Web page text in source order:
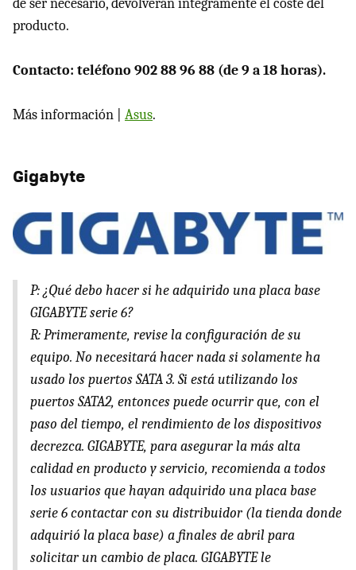
de ser necesario, devolverán íntegramente el coste del
producto.
Contacto: teléfono 902 88 96 88 (de 9 a 18 horas).
Más información | Asus.
Gigabyte
P: ¿Qué debo hacer si he adquirido una placa base
GIGABYTEserie 6?
R: Primeramente, revise la configuración de su
equipo. No necesitará hacer nada si solamente ha
usado los puertosSATA3. Si está utilizando los
puertos SATA2, entonces puede ocurrir que, con el
paso del tiempo, el rendimiento de los dispositivos
decrezca. GIGABYTE, para asegurar la más alta
calidad en producto y servicio, recomienda a todos
los usuarios que hayan adquirido una placa base
serie 6 contactar con su distribuidor (la tienda donde
adquirió la placa base) a finales de abril para
solicitar un cambio de placa. GIGABYTEle